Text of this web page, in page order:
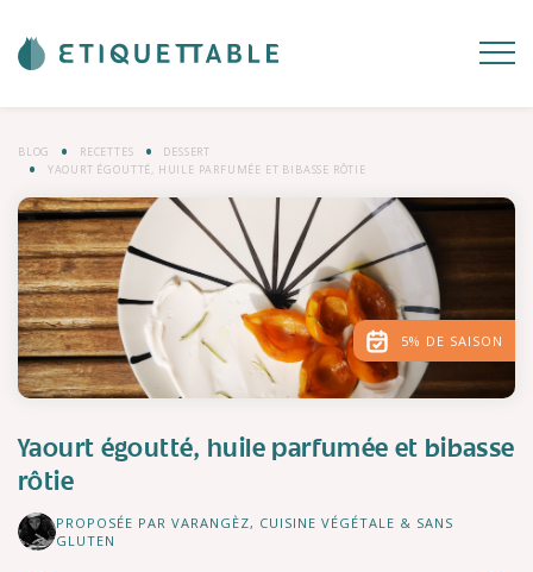
BLOG RECETTES
DESSERT
YAOURT ÉGOUTTÉ, HUILE PARFUMÉE ET BIBASSE RÔTIE
5% DE SAISON
Yaourt égoutté, huile parfumée et bibasse
rôtie
PROPOSÉE PAR VARANGÈZ, CUISINE VÉGÉTALE & SANS
GLUTEN